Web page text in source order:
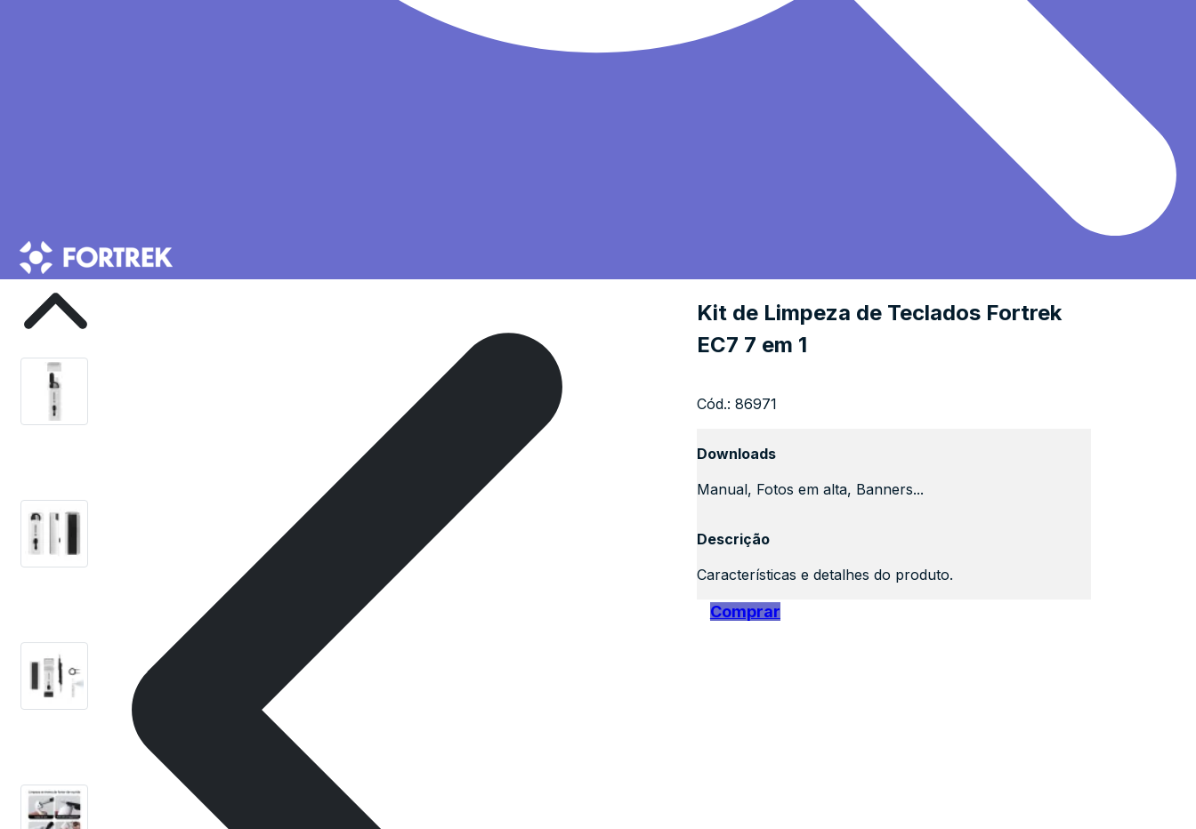
Kit de Limpeza de Teclados Fortrek
EC7 7 em 1
Cód.: 86971
Downloads
Manual, Fotos em alta, Banners...
Descrição
Características e detalhes do produto.
Comprar